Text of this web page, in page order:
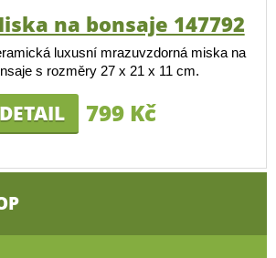
na bonsaje 147792
luxusní mrazuvzdorná miska na
s rozměry 27 x 21 x 11 cm.
DETAIL 799 Kč